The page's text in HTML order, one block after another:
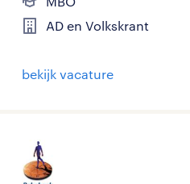
AD en Volkskrant
bekijk vacature